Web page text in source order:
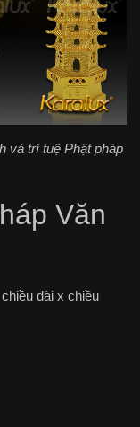
và trí tuệ Phật pháp
Văn
dài x chiều